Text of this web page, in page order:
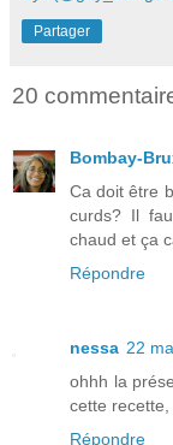
Partager
20
Bombay-
Ca doit être
curds? Il
chaud et ça
Répondre
nessa 22
ohhh la
cette
Répondre